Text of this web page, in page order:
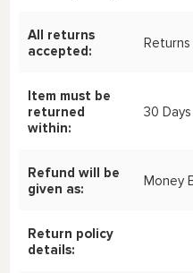
All returns
accepted:
Item must be
returned
within:
30 Days
Refund will be
given as:
Money
Return policy
details: